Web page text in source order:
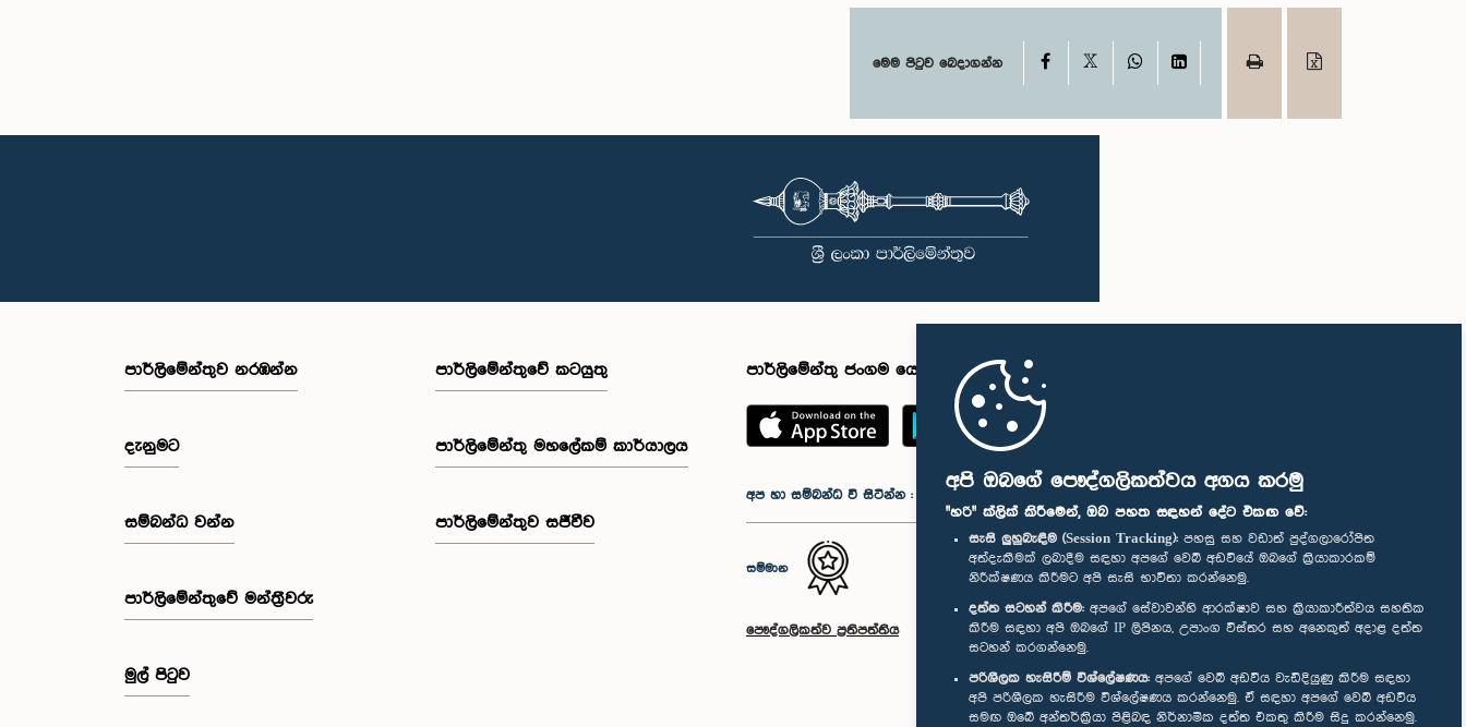
අපි ඔබගේ පෞද්ගලිකත්වය අගය කරමු
"හරි" ක්ලික් කිරීමෙන්, ඔබ පහත සඳහන් දේට එකඟ වේ:
සැසි ලුහුබැඳීම (Session Tracking): පහසු සහ වඩාත් පුද්ගලාරෝපිත
අත්දැකීමක් ලබාදීම සඳහා අපගේ වෙබ් අඩවියේ ඔබගේ ක්‍රියාකාරකම්
නිරීක්ෂණය කිරීමට අපි සැසි භාවිතා කරන්නෙමු.
දත්ත සටහන් කිරීම: අපගේ සේවාවන්හි ආරක්ෂාව සහ ක්‍රියාකාරීත්වය සහතික
කිරීම සඳහා අපි ඔබගේ IP ලිපිනය, උපාංග විස්තර සහ අනෙකුත් අදාළ දත්ත
සටහන් කරගන්නෙමු.
පරිශීලක හැසිරීම් විශ්ලේෂණය: අපගේ වෙබ් අඩවිය වැඩිදියුණු කිරීම සඳහා
අපි පරිශීලක හැසිරීම විශ්ලේෂණය කරන්නෙමු. ඒ සඳහා අපගේ වෙබ් අඩවිය
සමඟ ඔබේ අන්තර්ක්‍රියා පිළිබඳ නිර්නාමික දත්ත එකතු කිරීම සිදු කරන්නෙමු.
මෙම පිටුව බෙදාගන්න Facebook WhatsAppLinkedIn
පාර්ලි‌මේන්තුව නරඹන්න
දැනුමට
සම්බන්ධ වන්න
පාර්ලි‌මේන්තුවේ මන්ත්‍රීවරු
මුල් පිටුව
පාර්ලිමේන්තුවේ කටයුතු
පාර්ලිමේන්තු මහලේකම් කාර්යාලය
පාර්ලිමේන්තුව සජීවීව
පාර්ලිමේන්තු ජංගම යෙදුම
අප හා සම්බන්ධ වී සිටින්න :
සම්මාන
පෞද්ගලිකත්ව ප්‍රතිපත්තිය